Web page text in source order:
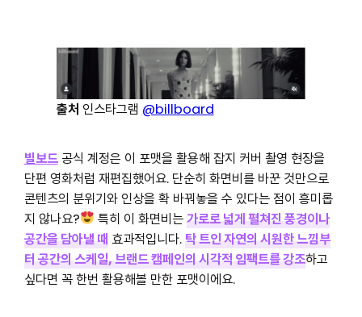
출처 인스타그램 @billboard
빌보드공식 계정은 이 포맷을 활용해 잡지 커버 촬영 현장을
단편 영화처럼 재편집했어요. 단순히 화면비를 바꾼 것만으로
콘텐츠의 분위기와 인상을 확 바꿔놓을 수 있다는 점이 흥미롭
지 않나요?
특히 이 화면비는가로로 넓게 펼쳐진 풍경이나
공간을 담아낼 때효과적입니다.탁 트인 자연의 시원한 느낌부
터 공간의 스케일, 브랜드 캠페인의 시각적 임팩트를 강조하고
싶다면 꼭 한번 활용해볼 만한 포맷이에요.